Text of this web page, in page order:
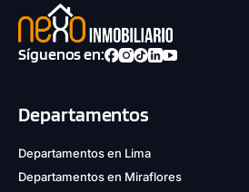
Síguenos en:
Departamentos
Departamentos en Lima
Departamentos en Miraflores